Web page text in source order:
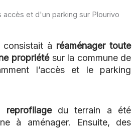
accès et d'un parking sur Plourivo
consistait à réaménager toute
propriétésur la commune de
l’accès et le parking
reprofilagedu terrain a été
à aménager. Ensuite, des